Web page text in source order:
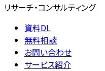
リサーチ・コンサルティング
資料DL
無料相談
お問い合わせ
サービス紹介